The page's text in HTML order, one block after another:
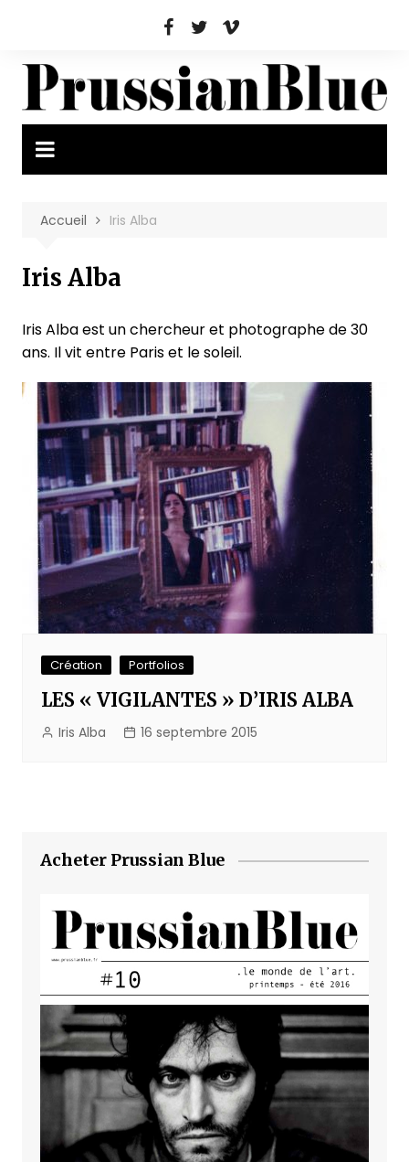
Accueil Iris Alba
Iris Alba
Iris Alba est un chercheur et photographe de 30
ans. Il vit entre Paris et le soleil.
Création Portfolios
LES « VIGILANTES » D’IRIS ALBA
Iris Alba 16 septembre 2015
Acheter Prussian Blue